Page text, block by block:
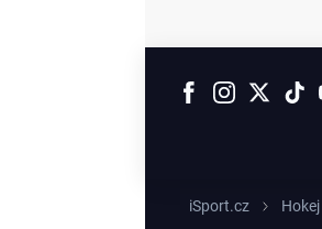
iSport.cz Hokej